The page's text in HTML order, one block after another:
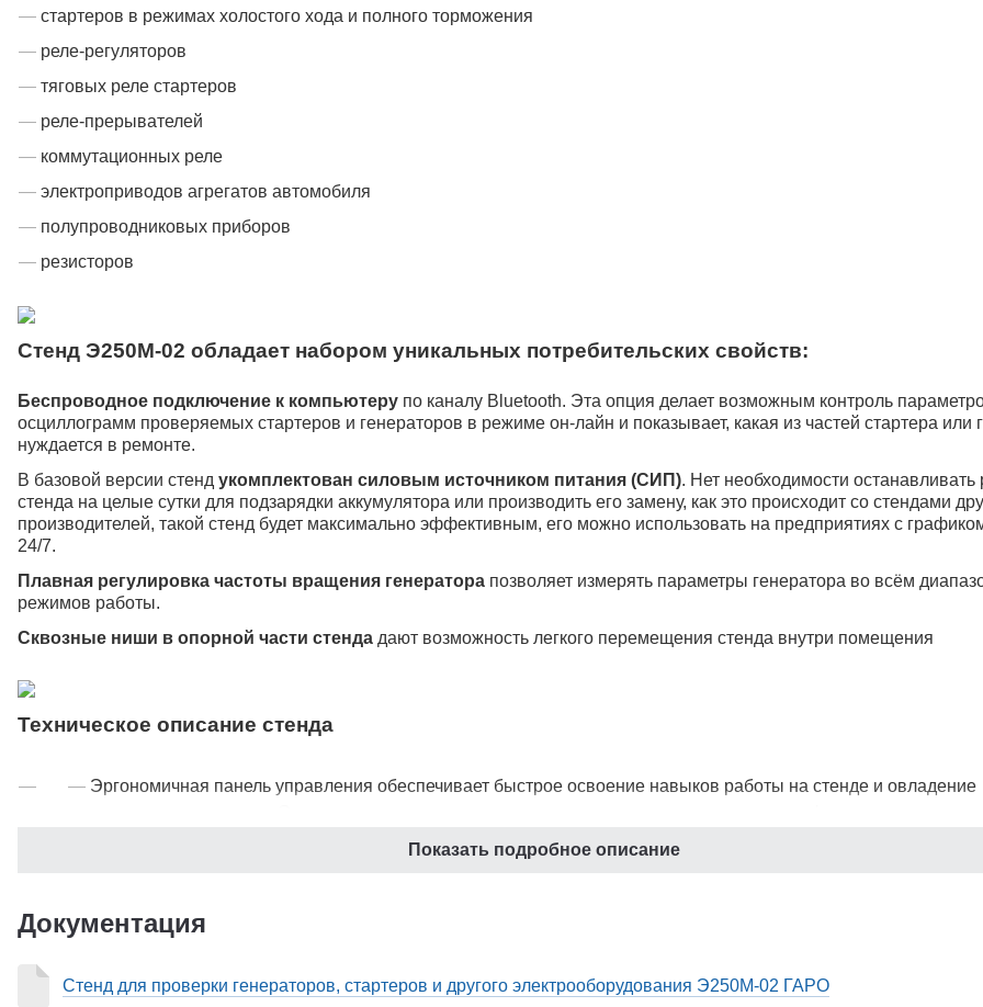
стартеров в режимах холостого хода и полного торможения
реле-регуляторов
тяговых реле стартеров
реле-прерывателей
коммутационных реле
электроприводов агрегатов автомобиля
полупроводниковых приборов
резисторов
Стенд Э250М-02 обладает набором уникальных потребительских свойств:
Беспроводное подключение к компьютеру по каналу Bluetooth. Эта опция делает возможным контроль
осциллограмм проверяемых стартеров и генераторов в режиме он-лайн и показывает, какая из частей стартера или
нуждается в ремонте.
В базовой версии стенд укомплектован силовым источником питания (СИП). Нет необходимости останавливать
стенда на целые сутки для подзарядки аккумулятора или производить его замену, как это происходит со стендами
производителей, такой стенд будет максимально эффективным, его можно использовать на предприятиях с
24/7.
Плавная регулировка частоты вращения генератора позволяет измерять параметры генератора во всём
режимов работы.
Сквозные ниши в опорной части стенда дают возможность легкого перемещения стенда внутри помещения
Техническое описание стенда
Эргономичная панель управления обеспечивает быстрое освоение навыков работы на стенде и овладение
момента. Переустановка тензометрического датчика обеспечивает проверку стартеров как левого, так и
Оснащается устройством проверки якорей стартеров и двигателей, которое позволяет определить наличие
Показать подробное описание
Документация
Стенд для проверки генераторов, стартеров и другого электрооборудования Э250М-02 ГАРО